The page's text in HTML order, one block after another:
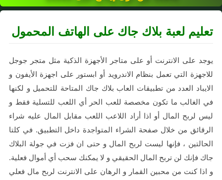
تعليم لعبة بلاك جاك على الهاتف المحمول
يوجد على الانترنت أو على متاجر الأجهزة الذكية مثل متجر جوجل
للاجهزة التي تعمل بنظام الاندرويد أو ابستور على اجهزة الأيفون و
الايباد العدد من تطبيقات العاب بلاك جاك المتاحة للتحميل و لكنها
في الغالب ما تكون مخصصة للعب الحر أي اللعب للتسلية فقط و
ليس لربح المال أو اذا أراد اللاعب اللعب مقابل المال عليه شراء
الرقائق من خلال صفحة الشراء المتواجدة داخل التطبيق. في كلتا
الحالتين ، فإنها ليست لربح المال و حتى ان فزت في جولة البلاك
جاك فإنك لن تربح المال الحقيقي و لا يمكنك سحب أي أموال فعلية.
و اذا كنت من محبين القمار و الرهان على الانترنت لربح مال فعلي